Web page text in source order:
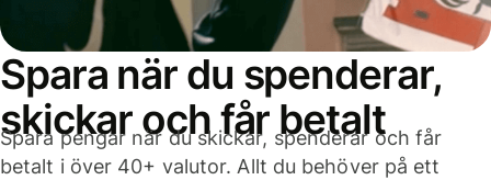
Spara när du spenderar,
skickar och får betalt
Spara pengar när du skickar, spenderar och får
betalt i över 40+ valutor. Allt du behöver på ett